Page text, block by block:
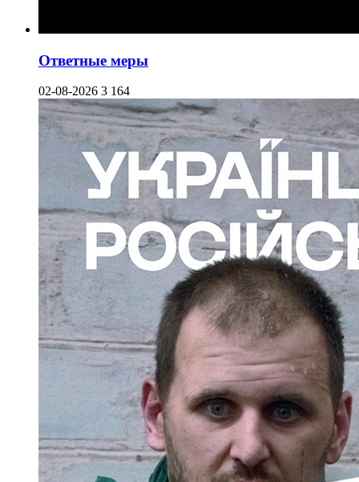
Ответные меры
02-08-2026 3 164